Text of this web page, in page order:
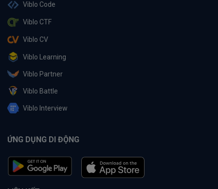
Viblo Code
Viblo CTF
Viblo CV
Viblo Learning
Viblo Partner
Viblo Battle
Viblo Interview
ỨNG DỤNG DI ĐỘNG